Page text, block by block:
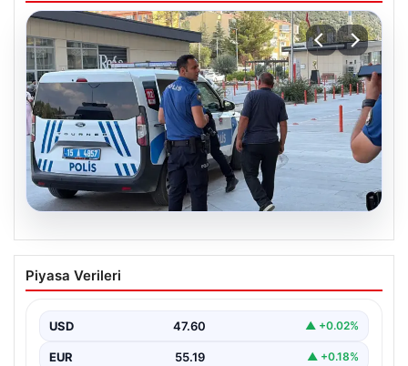
Park yeri kavgası kanlı bitti: Baba ve
oğlu bıçaklandı
Piyasa Verileri
USD 47.60 ▲ +0.02%
EUR 55.19 ▲ +0.18%